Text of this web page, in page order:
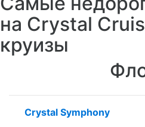
на Crystal
круизы
Crystal Symphony